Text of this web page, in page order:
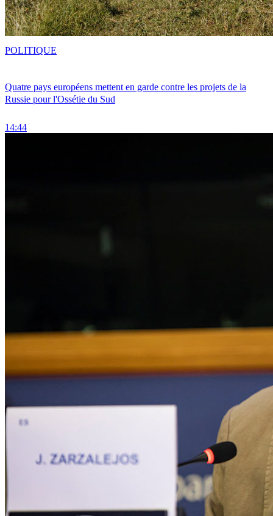
Quatre pays européens mettent en garde contre les projets de la
Russie pour l'Ossétie du Sud
14:44
POLITIQUE